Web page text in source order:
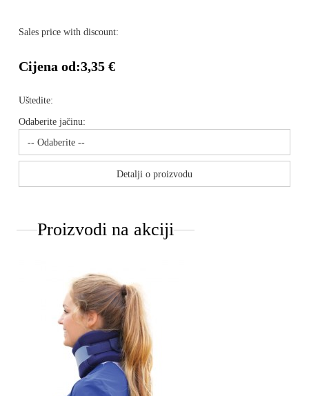
Sales price with discount:
Cijena od:3,35 €
Uštedite:
Odaberite jačinu:
Detalji o proizvodu
Proizvodi na akciji